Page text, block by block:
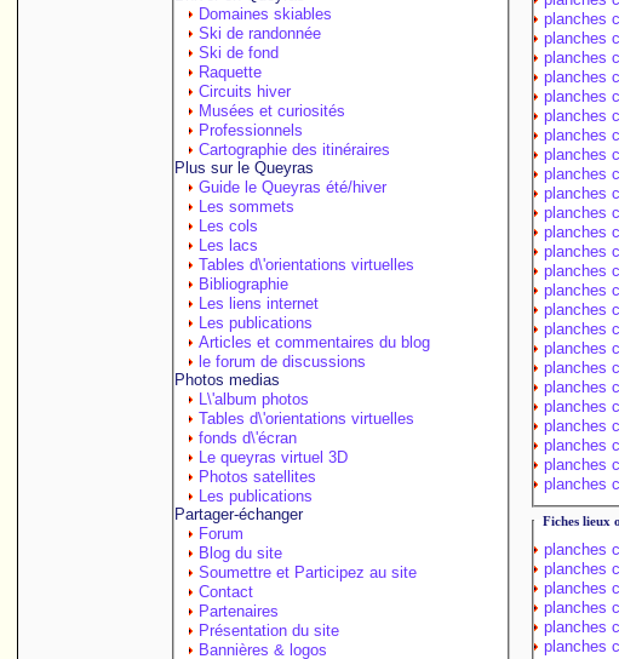
Domaines skiables
Ski de randonnée
Ski de fond
Raquette
Circuits hiver
Musées et curiosités
Professionnels
Cartographie des itinéraires
Plus sur le Queyras
Guide le Queyras été/hiver
Les sommets
Les cols
Les lacs
Tables d\'orientations virtuelles
Bibliographie
Les liens internet
Les publications
Articles et commentaires du blog
le forum de discussions
Photos medias
L\'album photos
Tables d\'orientations virtuelles
fonds d\'écran
Le queyras virtuel 3D
Photos satellites
Les publications
Partager-échanger
Forum
Blog du site
Soumettre et Participez au site
Contact
Partenaires
Présentation du site
Bannières & logos
planches
planches
planches
planches
planches
planches
planches
planches
planches
planches
planches
planches
planches
planches
planches
planches
planches
planches
planches
planches
planches
planches
planches
planches
planches
Fiches lieux
planches
planches
planches
planches
planches
planches